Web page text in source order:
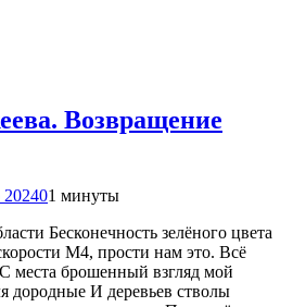
Возвращение
01 минуты
Бесконечность зелёного цвета
М4, прости нам это. Всё
места брошенный взгляд мой
дородные И деревьев стволы